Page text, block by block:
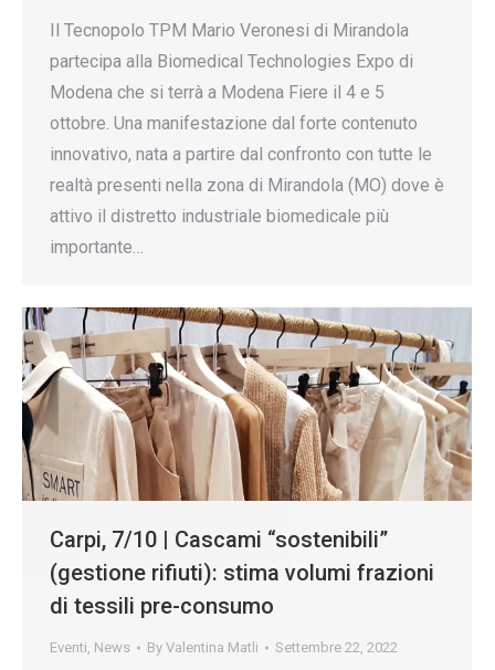
Il Tecnopolo TPM Mario Veronesi di Mirandola
partecipa alla Biomedical Technologies Expo di
Modena che si terrà a Modena Fiere il 4 e 5
ottobre. Una manifestazione dal forte contenuto
innovativo, nata a partire dal confronto con tutte le
realtà presenti nella zona di Mirandola (MO) dove è
attivo il distretto industriale biomedicale più
importante…
Carpi, 7/10 | Cascami “sostenibili”
(gestione rifiuti): stima volumi frazioni
di tessili pre-consumo
Eventi, News By Valentina Matli Settembre 22, 2022